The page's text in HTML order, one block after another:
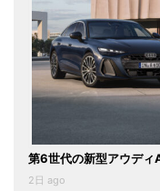
第6世代の新型アウデ
2日 ago